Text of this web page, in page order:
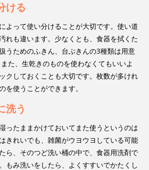
ける
よって使い分けることが大切です。使い道
れも違います。少なくとも、食器を拭くた
うためのふきん、台ぶきんの3種類は用意
た、生乾きのものを使わなくてもいいよ
クしておくことも大切です。枚数が多けれ
を使うことができます。
洗う
ったままかけておいてまた使うというのは
きれいでも、雑菌がウヨウヨしている可能
ら、そのつど洗い桶の中で、食器用洗剤で
もみ洗いをしたら、よくすすいでかたくし